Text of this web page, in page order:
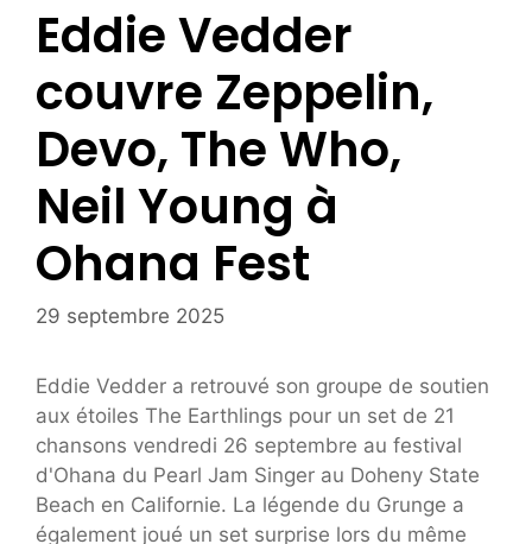
Eddie Vedder
couvre Zeppelin,
Devo, The Who,
Neil Young à
Ohana Fest
29 septembre 2025
Eddie Vedder a retrouvé son groupe de soutien
aux étoiles The Earthlings pour un set de 21
chansons vendredi 26 septembre au festival
d'Ohana du Pearl Jam Singer au Doheny State
Beach en Californie. La légende du Grunge a
également joué un set surprise lors du même